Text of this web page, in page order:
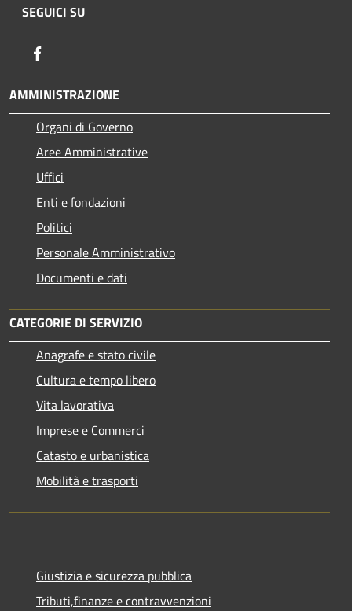
SEGUICI SU
AMMINISTRAZIONE
Organi di Governo
Aree Amministrative
Uffici
Enti e fondazioni
Politici
Personale Amministrativo
Documenti e dati
CATEGORIE DI SERVIZIO
Anagrafe e stato civile
Cultura e tempo libero
Vita lavorativa
Imprese e Commerci
Catasto e urbanistica
Mobilità e trasporti
Giustizia e sicurezza pubblica
Tributi,finanze e contravvenzioni